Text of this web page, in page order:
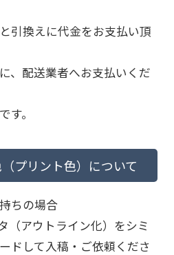
引換えに代金をお支払い頂
、配送業者へお支払いくだ
す。
プリント色）について
ちの場合
（アウトライン化）をシミ
ドして入稿・ご依頼くださ